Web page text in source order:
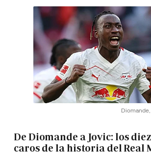
De Diomande a Jovic: los
caros de la historia del Real